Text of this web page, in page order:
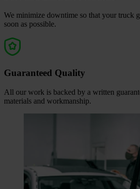
We minimize downtime so that your truck
soon as possible.
Guaranteed Quality
All our work is backed by a written
materials and workmanship.